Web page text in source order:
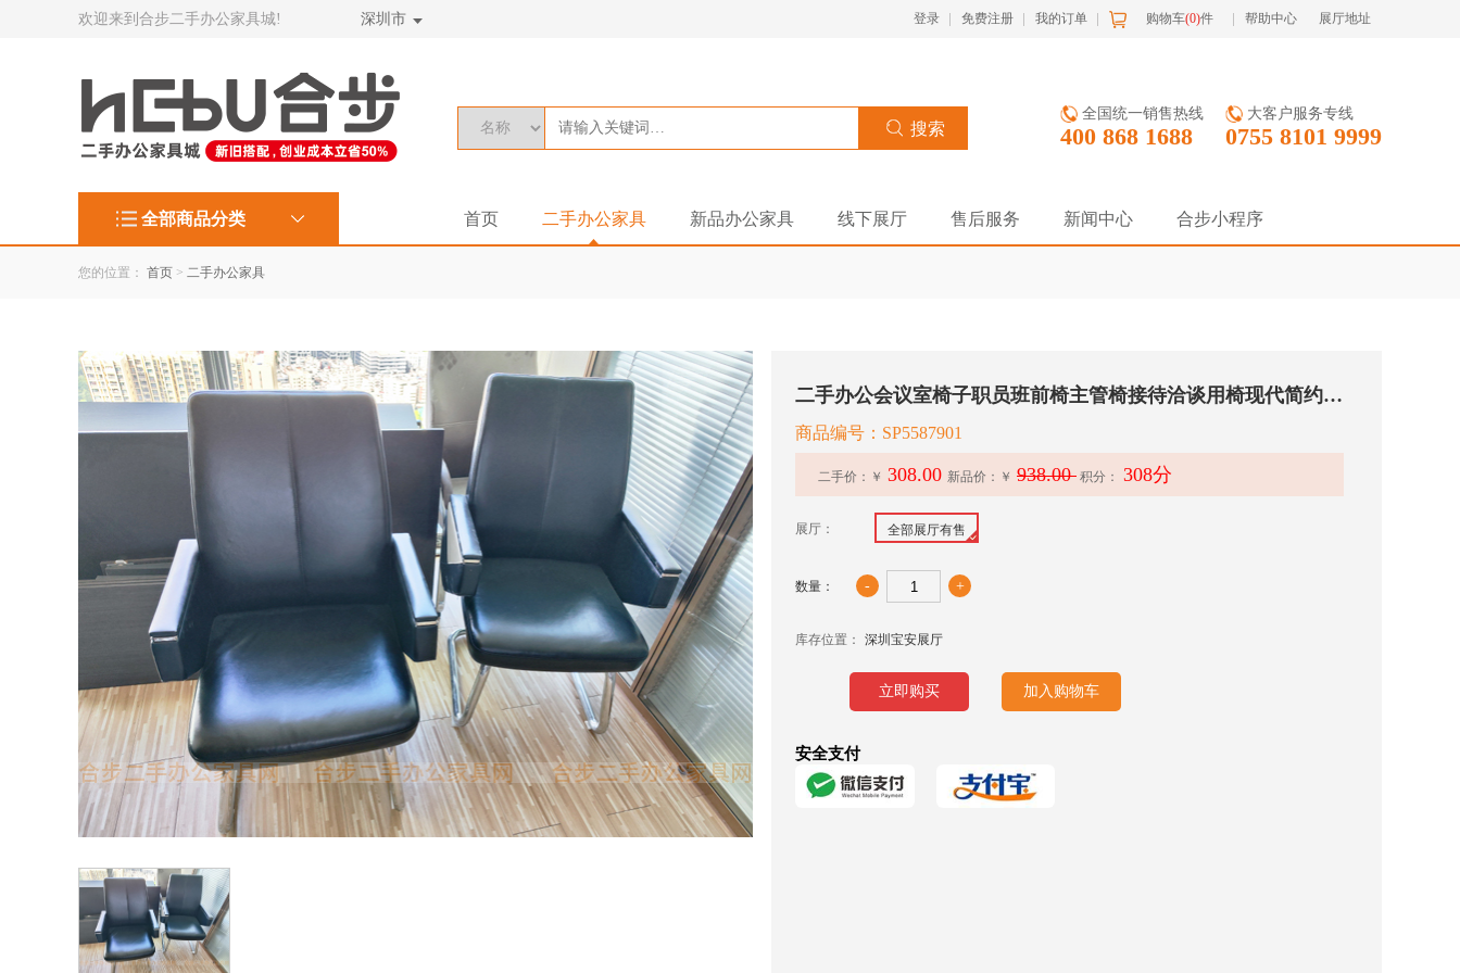
欢迎来到合步二手办公家具城! 深圳市 展厅地址
帮助中心
购物车(0)件
我的订单
免费注册
登录
全国统一销售热线
400 868 1688
大客户服务专线
0755 8101 9999
全部商品分类 首页 二手办公家具 新品办公家具 线下展厅 售后服务 新闻中心 合步小程序
您的位置： 首页 > 二手办公家具
二手办公会议室椅子职员班前椅主管椅接待洽谈用椅现代简约弓开靠背老板椅
商品编号：SP5587901
二手价：￥ 308.00 新品价： ￥ 938.00 积分： 308分
展厅： 全部展厅有售
数量： - +
库存位置： 深圳宝安展厅
立即购买 加入购物车
安全支付